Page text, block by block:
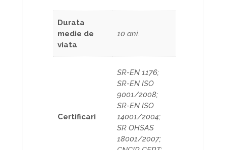
Durata
medie de
viata
10 ani.
Certificari
SR-EN 1176;
SR-EN ISO
9001/2008;
SR-EN ISO
14001/2004;
SR OHSAS
18001/2007;